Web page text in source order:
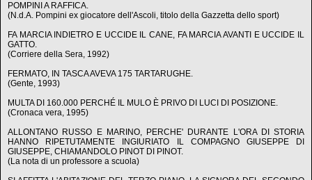
POMPINI A RAFFICA.
(N.d.A. Pompini ex giocatore dell'Ascoli, titolo della Gazzetta dello sport)
FA MARCIA INDIETRO E UCCIDE IL CANE, FA MARCIA AVANTI E UCCIDE IL
GATTO.
(Corriere della Sera, 1992)
FERMATO, IN TASCA AVEVA 175 TARTARUGHE.
(Gente, 1993)
MULTA DI 160.000 PERCHÉ IL MULO È PRIVO DI LUCI DI POSIZIONE.
(Cronaca vera, 1995)
ALLONTANO RUSSO E MARINO, PERCHE' DURANTE L'ORA DI STORIA
HANNO RIPETUTAMENTE INGIURIATO IL COMPAGNO GIUSEPPE DI
GIUSEPPE, CHIAMANDOLO PINOT DI PINOT.
(La nota di un professore a scuola)